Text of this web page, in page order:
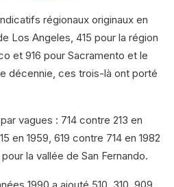
régionaux originaux en
Los Angeles, 415 pour la région
et 916 pour Sacramento et le
décennie, ces trois-là ont porté
vagues : 714 contre 213 en
en 1959, 619 contre 714 en 1982
la vallée de San Fernando.